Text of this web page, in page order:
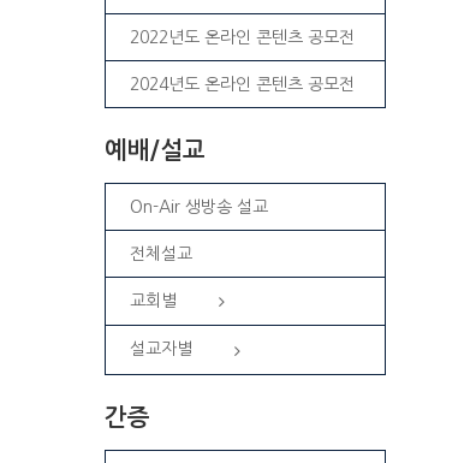
FAQ
2022년도 온라인 콘텐츠 공모전
2024년도 온라인 콘텐츠 공모전
예배/설교
On-Air 생방송 설교
전체설교
교회별
설교자별
간증